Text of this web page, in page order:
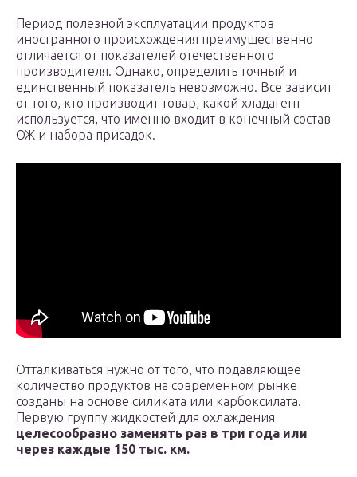
Период полезной эксплуатации продуктов
иностранного происхождения преимущественно
отличается от показателей отечественного
производителя. Однако, определить точный и
единственный показатель невозможно. Все зависит
от того, кто производит товар, какой хладагент
используется, что именно входит в конечный состав
ОЖ и набора присадок.
Отталкиваться нужно от того, что подавляющее
количество продуктов на современном рынке
созданы на основе силиката или карбоксилата.
Первую группу жидкостей для охлаждения
целесообразно заменять раз в три года или
через каждые 150 тыс. км.